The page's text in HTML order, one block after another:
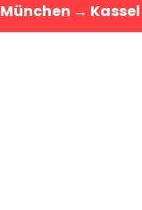
München → Kassel